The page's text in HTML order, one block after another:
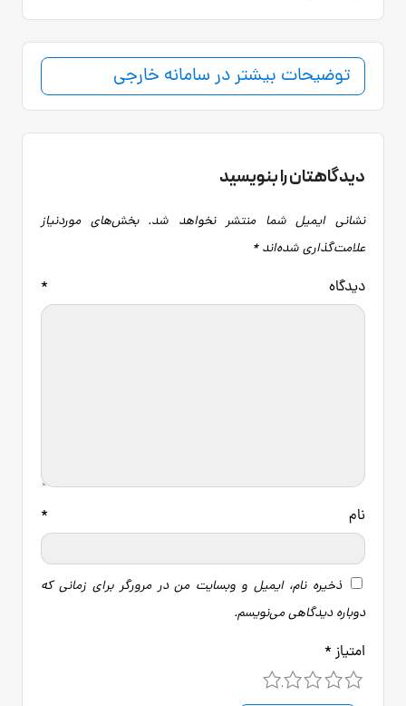
توضیحات بیشتر در سامانه خارجی
دیدگاهتان را بنویسید
نشانی ایمیل شما منتشر نخواهد شد. بخش‌های موردنیاز
علامت‌گذاری شده‌اند*
دیدگاه *
نام *
ذخیره نام، ایمیل و وبسایت من در مرورگر برای زمانی که
دوباره دیدگاهی می‌نویسم.
امتیاز *
4 3 2 1